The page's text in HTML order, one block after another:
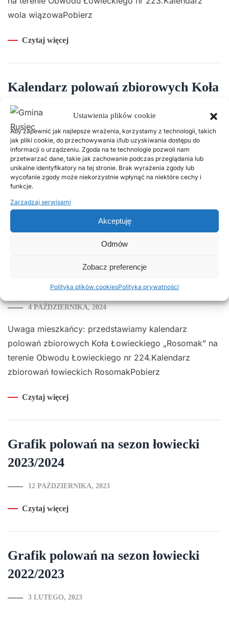
Ustawienia plików cookie
Aby zapewnić jak najlepsze wrażenia, korzystamy z technologii, takich
jak pliki cookie, do przechowywania i/lub uzyskiwania dostępu do
informacji o urządzeniu. Zgoda na te technologie pozwoli nam
przetwarzać dane, takie jak zachowanie podczas przeglądania lub
unikalne identyfikatory na tej stronie. Brak wyrażenia zgody lub
wycofanie zgody może niekorzystnie wpłynąć na niektóre cechy i
funkcje.
Zarządzaj serwisami
Akceptuję
Odmów
Zobacz preferencje
Polityka plików cookiesPolityka prywatności
wola wiązowaPobierz
Czytaj więcej
Kalendarz polowań zbiorowych Koła
Łowieckiego „Kuropatwa”
11 PAŹDZIERNIKA, 2024
Uwaga mieszkańcy: przedstawiamy kalendarz
polowań zbiorowych Koła Łowieckiego „Kuropatwa”
na terenie Obwodu Łowieckiego nr 225.Rusiec 2024-
2025Pobierz
Kalendarz polowań zbiorowych Koła
Łowieckiego Rosomak
4 PAŹDZIERNIKA, 2024
Uwaga mieszkańcy: przedstawiamy kalendarz
polowań zbiorowych Koła Łowieckiego „Rosomak” na
terenie Obwodu Łowieckiego nr 224.Kalendarz
zbiorowań łowieckich RosomakPobierz
Czytaj więcej
Grafik polowań na sezon łowiecki
2023/2024
12 PAŹDZIERNIKA, 2023
Czytaj więcej
Grafik polowań na sezon łowiecki
2022/2023
3 LUTEGO, 2023